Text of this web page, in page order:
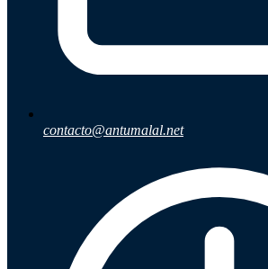
contacto@antumalal.net